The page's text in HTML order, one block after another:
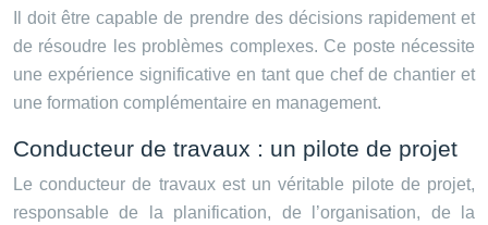
Il doit être capable de prendre des décisions rapidement et
de résoudre les problèmes complexes. Ce poste nécessite
une expérience significative en tant que chef de chantier et
une formation complémentaire en management.
Conducteur de travaux : un pilote de projet
Le conducteur de travaux est un véritable pilote de projet,
responsable de la planification, de l’organisation, de la